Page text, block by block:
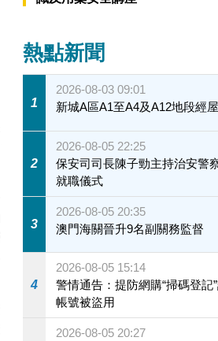
熱點新聞
1
2026-08-03 09:01
新城A區A1至A4及A12地段經
2
2026-08-05 22:25
保安司司長陳子勁主持治安警
就職儀式
3
2026-08-05 20:35
澳門海關晉升9名副關務監督
4
2026-08-05 15:14
警情通告：提防網購“掃碼登記
帳號被盜用
2026-08-05 20:27